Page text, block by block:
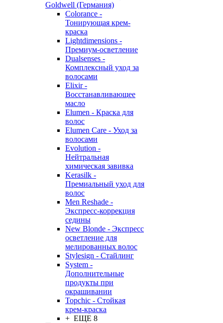
Goldwell (Германия)
Colorance -
Тонирующая крем-
краска
Lightdimensions -
Премиум-осветление
Dualsenses -
Комплексный уход за
волосами
Elixir -
Восстанавливающее
масло
Elumen - Краска для
волос
Elumen Care - Уход за
волосами
Evolution -
Нейтральная
химическая завивка
Kerasilk -
Премиальный уход для
волос
Men Reshade -
Экспресс-коррекция
седины
New Blonde - Экспресс
осветление для
мелированных волос
Stylesign - Стайлинг
System -
Дополнительные
продукты при
окрашивании
Topchic - Стойкая
крем-краска
+ ЕЩЕ 8